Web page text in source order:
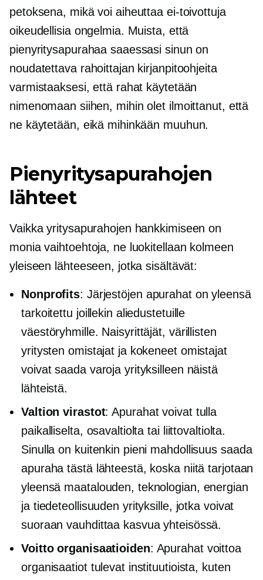
petoksena, mikä voi aiheuttaa ei-toivottuja
oikeudellisia ongelmia. Muista, että
pienyritysapurahaa saaessasi sinun on
noudatettava rahoittajan kirjanpitoohjeita
varmistaaksesi, että rahat käytetään
nimenomaan siihen, mihin olet ilmoittanut, että
ne käytetään, eikä mihinkään muuhun.
Pienyritysapurahojen
lähteet
Vaikka yritysapurahojen hankkimiseen on
monia vaihtoehtoja, ne luokitellaan kolmeen
yleiseen lähteeseen, jotka sisältävät:
Nonprofits: Järjestöjen apurahat on yleensä
tarkoitettu joillekin aliedustetuille
väestöryhmille. Naisyrittäjät, värillisten
yritysten omistajat ja kokeneet omistajat
voivat saada varoja yrityksilleen näistä
lähteistä.
Valtion virastot: Apurahat voivat tulla
paikalliselta, osavaltiolta tai liittovaltiolta.
Sinulla on kuitenkin pieni mahdollisuus saada
apuraha tästä lähteestä, koska niitä tarjotaan
yleensä maatalouden, teknologian, energian
ja tiedeteollisuuden yrityksille, jotka voivat
suoraan vauhdittaa kasvua yhteisössä.
Voittoorganisaatioiden: Apurahat voittoa
organisaatiot tulevat instituutioista, kuten